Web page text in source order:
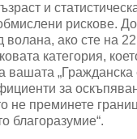
и
рискове.
волана, ако сте на
категория,
вашата „Гражданска
за
не преминете
благоразумие“.